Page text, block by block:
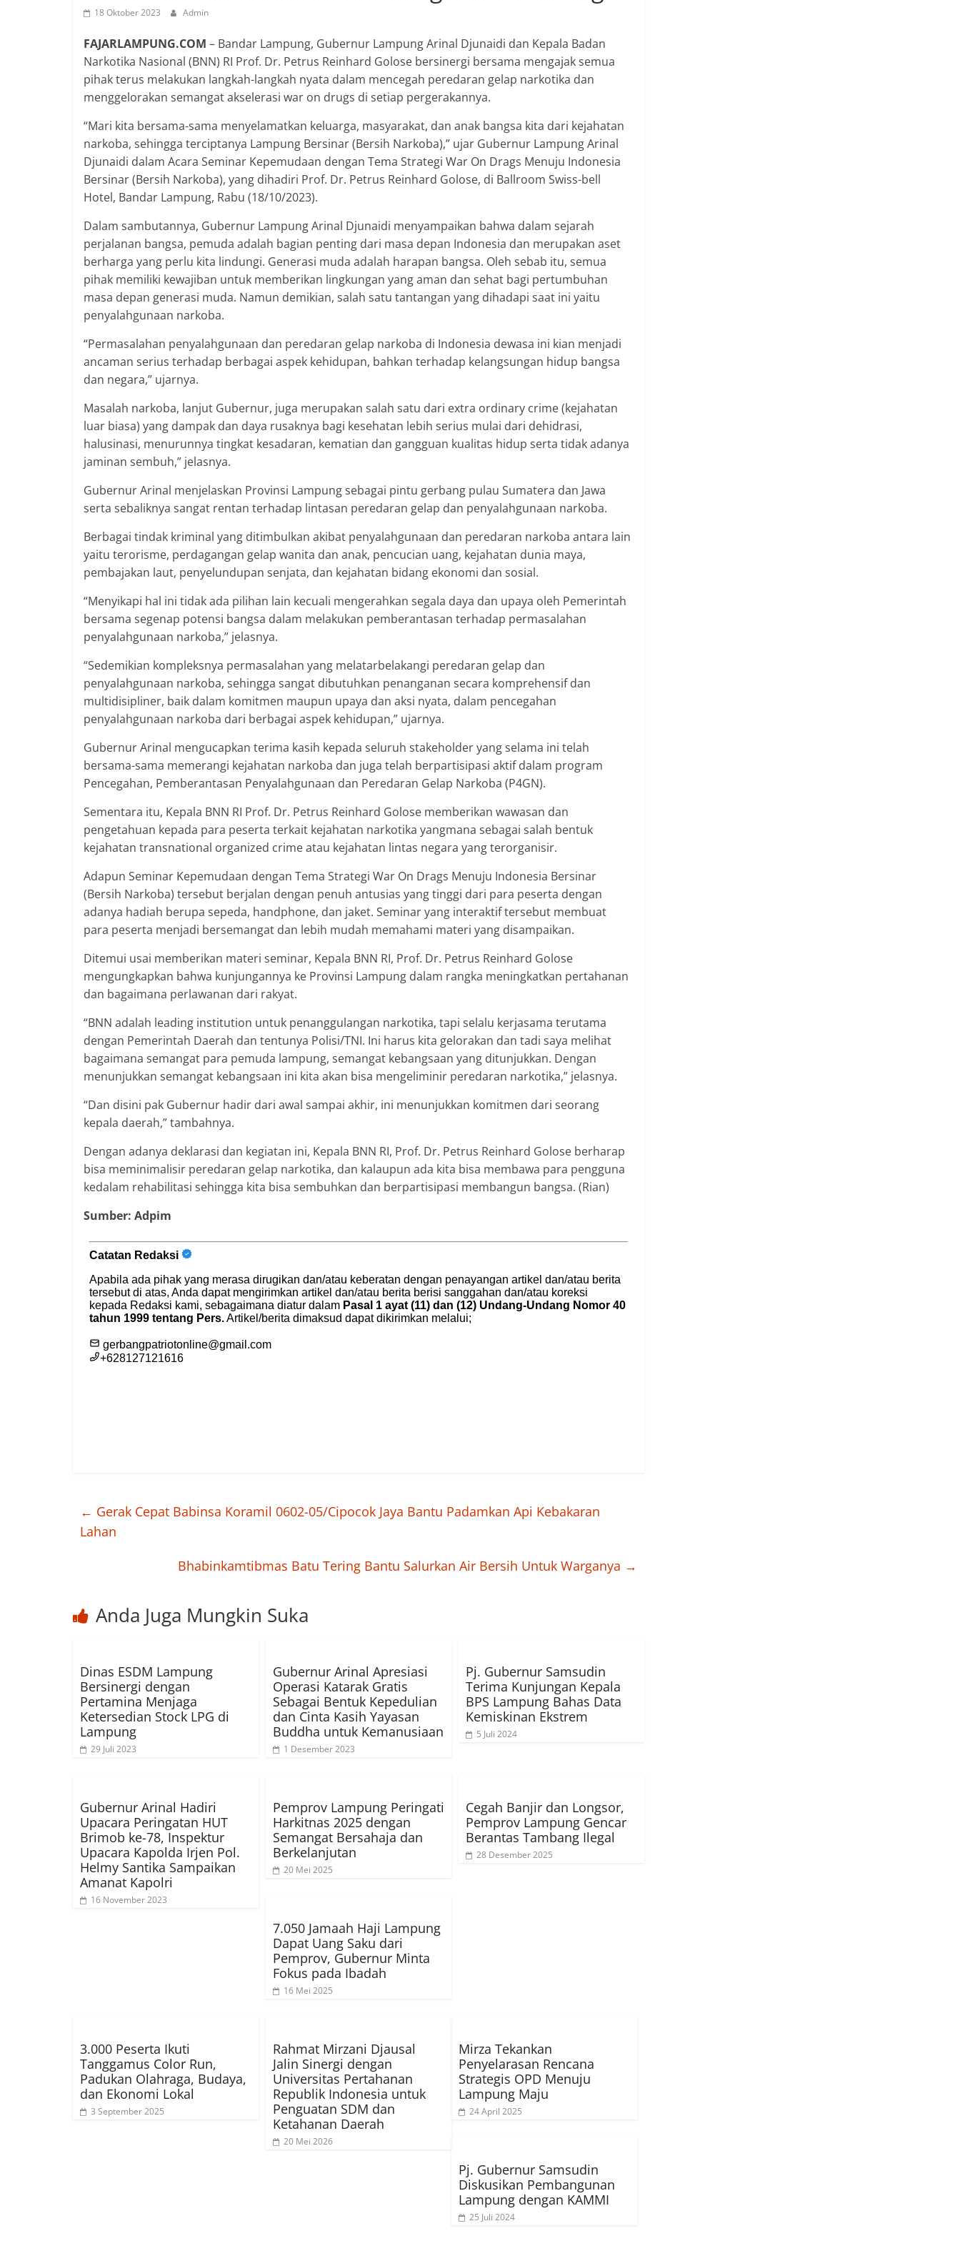
18 Oktober 2023 Admin
FAJARLAMPUNG.COM – Bandar Lampung, Gubernur Lampung Arinal Djunaidi dan Kepala Badan
Narkotika Nasional (BNN) RI Prof. Dr. Petrus Reinhard Golose bersinergi bersama mengajak semua
pihak terus melakukan langkah-langkah nyata dalam mencegah peredaran gelap narkotika dan
menggelorakan semangat akselerasi war on drugs di setiap pergerakannya.
“Mari kita bersama-sama menyelamatkan keluarga, masyarakat, dan anak bangsa kita dari kejahatan
narkoba, sehingga terciptanya Lampung Bersinar (Bersih Narkoba),” ujar Gubernur Lampung Arinal
Djunaidi dalam Acara Seminar Kepemudaan dengan Tema Strategi War On Drags Menuju Indonesia
Bersinar (Bersih Narkoba), yang dihadiri Prof. Dr. Petrus Reinhard Golose, di Ballroom Swiss-bell
Hotel, Bandar Lampung, Rabu (18/10/2023).
Dalam sambutannya, Gubernur Lampung Arinal Djunaidi menyampaikan bahwa dalam sejarah
perjalanan bangsa, pemuda adalah bagian penting dari masa depan Indonesia dan merupakan aset
berharga yang perlu kita lindungi. Generasi muda adalah harapan bangsa. Oleh sebab itu, semua
pihak memiliki kewajiban untuk memberikan lingkungan yang aman dan sehat bagi pertumbuhan
masa depan generasi muda. Namun demikian, salah satu tantangan yang dihadapi saat ini yaitu
penyalahgunaan narkoba.
“Permasalahan penyalahgunaan dan peredaran gelap narkoba di Indonesia dewasa ini kian menjadi
ancaman serius terhadap berbagai aspek kehidupan, bahkan terhadap kelangsungan hidup bangsa
dan negara,” ujarnya.
Masalah narkoba, lanjut Gubernur, juga merupakan salah satu dari extra ordinary crime (kejahatan
luar biasa) yang dampak dan daya rusaknya bagi kesehatan lebih serius mulai dari dehidrasi,
halusinasi, menurunnya tingkat kesadaran, kematian dan gangguan kualitas hidup serta tidak adanya
jaminan sembuh,” jelasnya.
Gubernur Arinal menjelaskan Provinsi Lampung sebagai pintu gerbang pulau Sumatera dan Jawa
serta sebaliknya sangat rentan terhadap lintasan peredaran gelap dan penyalahgunaan narkoba.
Berbagai tindak kriminal yang ditimbulkan akibat penyalahgunaan dan peredaran narkoba antara lain
yaitu terorisme, perdagangan gelap wanita dan anak, pencucian uang, kejahatan dunia maya,
pembajakan laut, penyelundupan senjata, dan kejahatan bidang ekonomi dan sosial.
“Menyikapi hal ini tidak ada pilihan lain kecuali mengerahkan segala daya dan upaya oleh Pemerintah
bersama segenap potensi bangsa dalam melakukan pemberantasan terhadap permasalahan
penyalahgunaan narkoba,” jelasnya.
“Sedemikian kompleksnya permasalahan yang melatarbelakangi peredaran gelap dan
penyalahgunaan narkoba, sehingga sangat dibutuhkan penanganan secara komprehensif dan
multidisipliner, baik dalam komitmen maupun upaya dan aksi nyata, dalam pencegahan
penyalahgunaan narkoba dari berbagai aspek kehidupan,” ujarnya.
Gubernur Arinal mengucapkan terima kasih kepada seluruh stakeholder yang selama ini telah
bersama-sama memerangi kejahatan narkoba dan juga telah berpartisipasi aktif dalam program
Pencegahan, Pemberantasan Penyalahgunaan dan Peredaran Gelap Narkoba (P4GN).
Sementara itu, Kepala BNN RI Prof. Dr. Petrus Reinhard Golose memberikan wawasan dan
pengetahuan kepada para peserta terkait kejahatan narkotika yangmana sebagai salah bentuk
kejahatan transnational organized crime atau kejahatan lintas negara yang terorganisir.
Adapun Seminar Kepemudaan dengan Tema Strategi War On Drags Menuju Indonesia Bersinar
(Bersih Narkoba) tersebut berjalan dengan penuh antusias yang tinggi dari para peserta dengan
adanya hadiah berupa sepeda, handphone, dan jaket. Seminar yang interaktif tersebut membuat
para peserta menjadi bersemangat dan lebih mudah memahami materi yang disampaikan.
Ditemui usai memberikan materi seminar, Kepala BNN RI, Prof. Dr. Petrus Reinhard Golose
mengungkapkan bahwa kunjungannya ke Provinsi Lampung dalam rangka meningkatkan pertahanan
dan bagaimana perlawanan dari rakyat.
“BNN adalah leading institution untuk penanggulangan narkotika, tapi selalu kerjasama terutama
dengan Pemerintah Daerah dan tentunya Polisi/TNI. Ini harus kita gelorakan dan tadi saya melihat
bagaimana semangat para pemuda lampung, semangat kebangsaan yang ditunjukkan. Dengan
menunjukkan semangat kebangsaan ini kita akan bisa mengeliminir peredaran narkotika,” jelasnya.
“Dan disini pak Gubernur hadir dari awal sampai akhir, ini menunjukkan komitmen dari seorang
kepala daerah,” tambahnya.
Dengan adanya deklarasi dan kegiatan ini, Kepala BNN RI, Prof. Dr. Petrus Reinhard Golose berharap
bisa meminimalisir peredaran gelap narkotika, dan kalaupun ada kita bisa membawa para pengguna
kedalam rehabilitasi sehingga kita bisa sembuhkan dan berpartisipasi membangun bangsa. (Rian)
Sumber: Adpim
← Gerak Cepat Babinsa Koramil 0602-05/Cipocok Jaya Bantu Padamkan Api Kebakaran
Lahan
Bhabinkamtibmas Batu Tering Bantu Salurkan Air Bersih Untuk Warganya →
Anda Juga Mungkin Suka
Dinas ESDM Lampung
Bersinergi dengan
Pertamina Menjaga
Ketersedian Stock LPG di
Lampung
29 Juli 2023
Gubernur Arinal Apresiasi
Operasi Katarak Gratis
Sebagai Bentuk Kepedulian
dan Cinta Kasih Yayasan
Buddha untuk Kemanusiaan
1 Desember 2023
Pj. Gubernur Samsudin
Terima Kunjungan Kepala
BPS Lampung Bahas Data
Kemiskinan Ekstrem
5 Juli 2024
Gubernur Arinal Hadiri
Upacara Peringatan HUT
Brimob ke-78, Inspektur
Upacara Kapolda Irjen Pol.
Helmy Santika Sampaikan
Amanat Kapolri
16 November 2023
Pemprov Lampung Peringati
Harkitnas 2025 dengan
Semangat Bersahaja dan
Berkelanjutan
20 Mei 2025
Cegah Banjir dan Longsor,
Pemprov Lampung Gencar
Berantas Tambang Ilegal
28 Desember 2025
7.050 Jamaah Haji Lampung
Dapat Uang Saku dari
Pemprov, Gubernur Minta
Fokus pada Ibadah
16 Mei 2025
3.000 Peserta Ikuti
Tanggamus Color Run,
Padukan Olahraga, Budaya,
dan Ekonomi Lokal
3 September 2025
Rahmat Mirzani Djausal
Jalin Sinergi dengan
Universitas Pertahanan
Republik Indonesia untuk
Penguatan SDM dan
Ketahanan Daerah
20 Mei 2026
Mirza Tekankan
Penyelarasan Rencana
Strategis OPD Menuju
Lampung Maju
24 April 2025
Pj. Gubernur Samsudin
Diskusikan Pembangunan
Lampung dengan KAMMI
25 Juli 2024